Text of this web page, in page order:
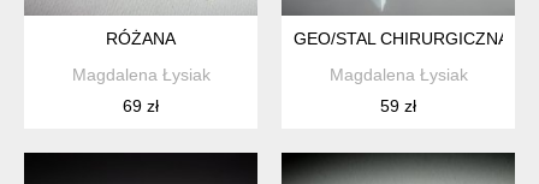
RÓŻANA
Magdalena Łysiak
69 zł
GEO/STAL CHIRURGICZNA/
Magdalena Łysiak
59 zł